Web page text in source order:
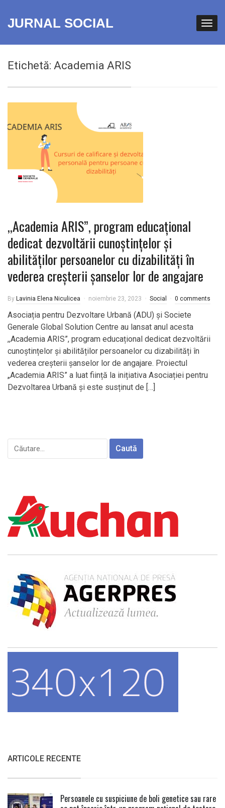
JURNAL SOCIAL
Etichetă: Academia ARIS
,,Academia ARIS”, program educațional
dedicat dezvoltării cunoștințelor și
abilităților persoanelor cu dizabilități în
vederea creșterii șanselor lor de angajare
By Lavinia Elena Niculicea noiembrie 23, 2023 Social 0 comments
Asociația pentru Dezvoltare Urbană (ADU) și Societe
Generale Global Solution Centre au lansat anul acesta
,,Academia ARIS”, program educațional dedicat dezvoltării
cunoștințelor și abilităților persoanelor cu dizabilități în
vederea creșterii șanselor lor de angajare. Proiectul
„Academia ARIS” a luat ființă la inițiativa Asociației pentru
Dezvoltarea Urbană și este susținut de […]
Caută
după:
ARTICOLE RECENTE
Persoanele cu suspiciune de boli genetice sau rare